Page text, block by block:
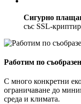
Сигурно
със SSL-
Работим по
С много конкретни
ограничаване до
среда и климата.